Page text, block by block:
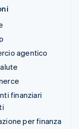
agentico
finanziari
per finanza